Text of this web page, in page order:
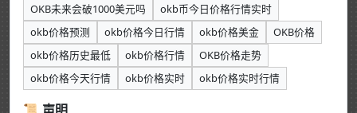
OKB未来会破1000美元吗
okb币今日价格行情实时
okb价格预测
okb价格今日行情 okb价格美金
OKB价格
okb价格历史最低
okb价格行情
OKB价格走势
okb价格今天行情
okb价格实时 okb价格实时行情